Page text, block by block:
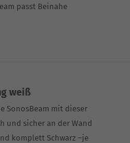
passt Beinahe
weiß
SonosBeam mit dieser
und sicher an der Wand
komplett Schwarz –je